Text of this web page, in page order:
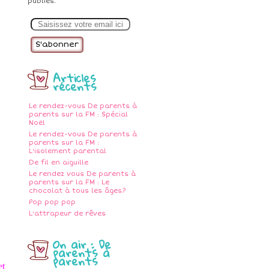
m
Articles
récents
Le rendez-vous De parents à
parents sur la FM : Spécial
Noël
Le rendez-vous De parents à
parents sur la FM :
L'isolement parental
De fil en aiguille
Le rendez vous De parents à
parents sur la FM : Le
chocolat à tous les âges?
Pop pop pop
L'attrapeur de rêves
On air : De
parents à
parents